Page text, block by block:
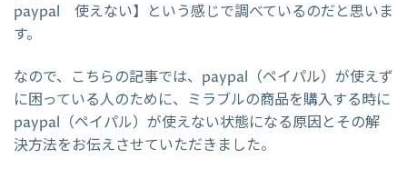
paypal 使えない】という感じで調べているのだと思いま
す。
なので、こちらの記事では、paypal（ペイパル）が使えず
に困っている人のために、ミラブルの商品を購入する時に
paypal（ペイパル）が使えない状態になる原因とその解
決方法をお伝えさせていただきました。